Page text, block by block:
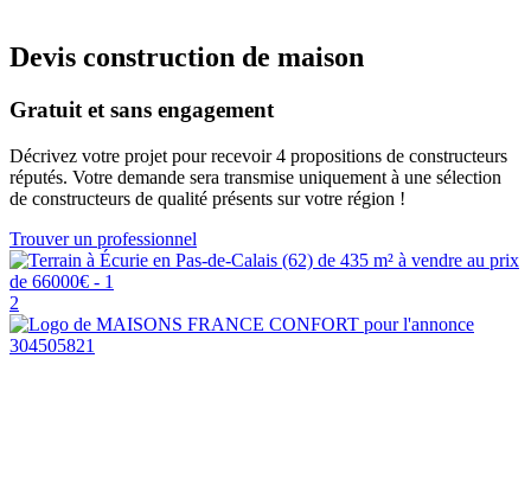
Devis construction de maison
Gratuit et sans engagement
Décrivez votre projet pour recevoir 4 propositions de constructeurs
réputés. Votre demande sera transmise uniquement à une sélection
de constructeurs de qualité présents sur votre région !
Trouver un professionnel
2